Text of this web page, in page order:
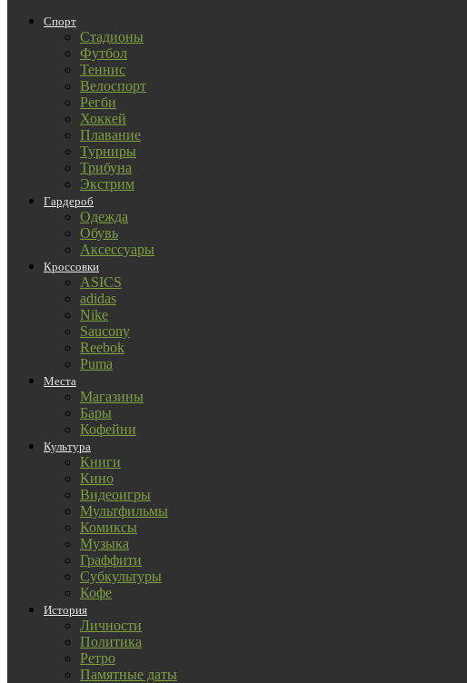
Спорт
Стадионы
Футбол
Теннис
Велоспорт
Регби
Хоккей
Плавание
Турниры
Трибуна
Экстрим
Гардероб
Одежда
Обувь
Аксессуары
Кроссовки
ASICS
adidas
Nike
Saucony
Reebok
Puma
Места
Магазины
Бары
Кофейни
Культура
Книги
Кино
Видеоигры
Мультфильмы
Комиксы
Музыка
Граффити
Субкультуры
Кофе
История
Личности
Политика
Ретро
Памятные даты